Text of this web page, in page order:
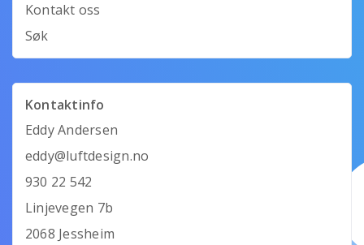
Kontakt oss
Søk
Kontaktinfo
Eddy Andersen
eddy@luftdesign.no
930 22 542
Linjevegen 7b
2068 Jessheim